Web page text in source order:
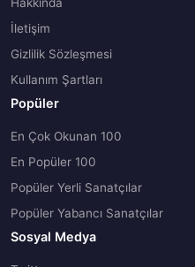
İletişim
Gizlilik Sözleşmesi
Kullanım Şartları
Popüler
En Çok Okunan 100
En Popüler 100
Popüler Yerli Sanatçılar
Popüler Yabancı Sanatçılar
Sosyal Medya